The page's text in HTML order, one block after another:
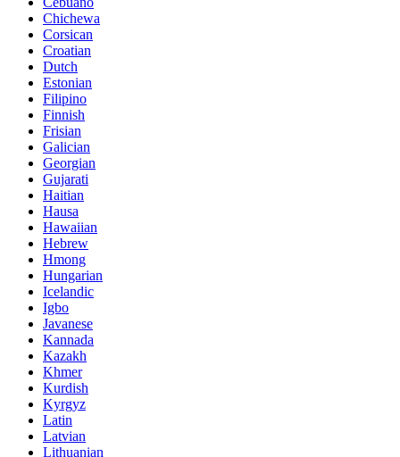
Chichewa
Corsican
Croatian
Dutch
Estonian
Filipino
Finnish
Frisian
Galician
Georgian
Gujarati
Haitian
Hausa
Hawaiian
Hebrew
Hmong
Hungarian
Icelandic
Igbo
Javanese
Kannada
Kazakh
Khmer
Kurdish
Kyrgyz
Latin
Latvian
Lithuanian